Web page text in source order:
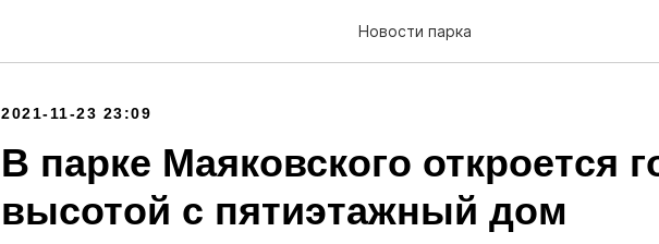
Новости парка
2021-11-23 23:09
В парке Маяковского откроется
высотой с пятиэтажный дом